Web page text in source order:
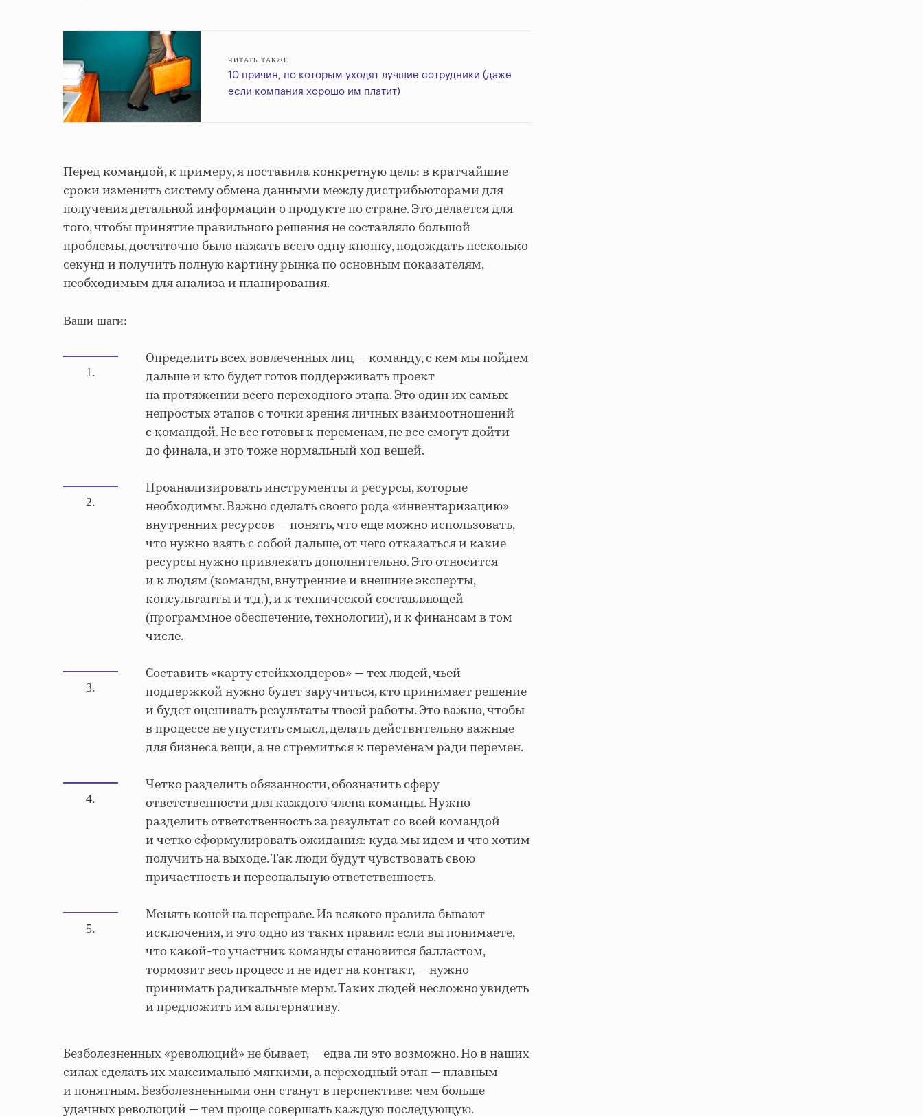
ЧИТАТЬ ТАКЖЕ
10 причин, по которым уходят лучшие сотрудники (даже
если компания хорошо им платит)
Перед командой, к примеру, я поставила конкретную цель: в кратчайшие
сроки изменить систему обмена данными между дистрибьюторами для
получения детальной информации о продукте по стране. Это делается для
того, чтобы принятие правильного решения не составляло большой
проблемы, достаточно было нажать всего одну кнопку, подождать несколько
секунд и получить полную картину рынка по основным показателям,
необходимым для анализа и планирования.
Ваши шаги:
1.
Определить всех вовлеченных лиц — команду, с кем мы пойдем
дальше и кто будет готов поддерживать проект
на протяжении всего переходного этапа. Это один их самых
непростых этапов с точки зрения личных взаимоотношений
с командой. Не все готовы к переменам, не все смогут дойти
до финала, и это тоже нормальный ход вещей.
2.
Проанализировать инструменты и ресурсы, которые
необходимы. Важно сделать своего рода «инвентаризацию»
внутренних ресурсов — понять, что еще можно использовать,
что нужно взять с собой дальше, от чего отказаться и какие
ресурсы нужно привлекать дополнительно. Это относится
и к людям (команды, внутренние и внешние эксперты,
консультанты и т.д.), и к технической составляющей
(программное обеспечение, технологии), и к финансам в том
числе.
3.
Составить «карту стейкхолдеров» — тех людей, чьей
поддержкой нужно будет заручиться, кто принимает решение
и будет оценивать результаты твоей работы. Это важно, чтобы
в процессе не упустить смысл, делать действительно важные
для бизнеса вещи, а не стремиться к переменам ради перемен.
4.
Четко разделить обязанности, обозначить сферу
ответственности для каждого члена команды. Нужно
разделить ответственность за результат со всей командой
и четко сформулировать ожидания: куда мы идем и что хотим
получить на выходе. Так люди будут чувствовать свою
причастность и персональную ответственность.
5.
Менять коней на переправе. Из всякого правила бывают
исключения, и это одно из таких правил: если вы понимаете,
что какой-то участник команды становится балластом,
тормозит весь процесс и не идет на контакт, — нужно
принимать радикальные меры. Таких людей несложно увидеть
и предложить им альтернативу.
Безболезненных «революций» не бывает, — едва ли это возможно. Но в наших
силах сделать их максимально мягкими, а переходный этап — плавным
и понятным. Безболезненными они станут в перспективе: чем больше
удачных революций — тем проще совершать каждую последующую.